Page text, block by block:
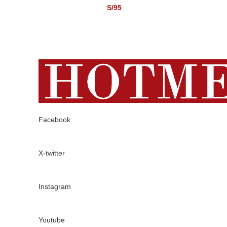
S/95
Facebook
X-twitter
Instagram
Youtube